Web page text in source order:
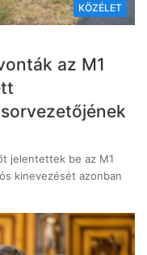
KÖZÉLET
az M1
jelentettek be az M1
kinevezését azonban